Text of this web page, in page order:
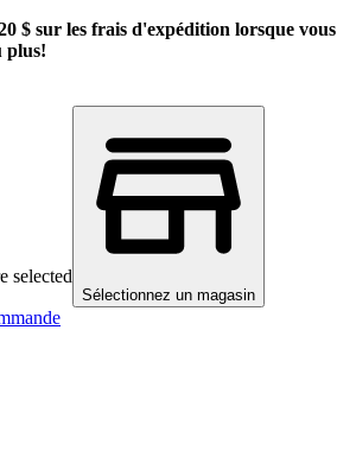
$ sur les frais d'expédition lorsque vous
plus!
selected
Sélectionnez un magasin